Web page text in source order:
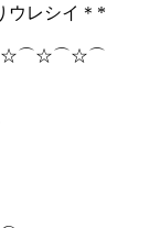
ウレシイ＊*